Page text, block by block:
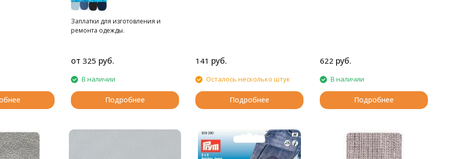
Заплатки для изготовления и
ремонта одежды.
от 325 руб.
В наличии
Подробнее
141 руб.
Осталось несколько штук
Подробнее
622 руб.
В наличии
Подробнее